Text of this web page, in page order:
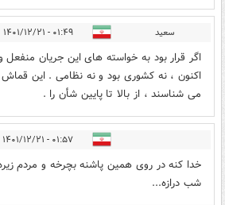
سعید ۰۱:۴۹ - ۱۴۰۱/۱۲/۲۱
اگر قرار بود به خواسته های این جریان
اکنون ، نه کشوری بود و نه نظامی . این
می شناسند ، از بالا تا پایین شأن را .
۰۱:۵۷ - ۱۴۰۱/۱۲/۲۱
خدا کنه در روی همین پاشنه بچرخه و مردم
شب درازه...